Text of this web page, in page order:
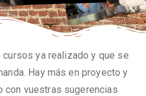
ya realizado y que se
Hay más en proyecto y
con vuestras sugerencias